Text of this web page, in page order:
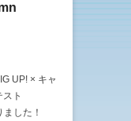
UP! × キャ
ト
した！